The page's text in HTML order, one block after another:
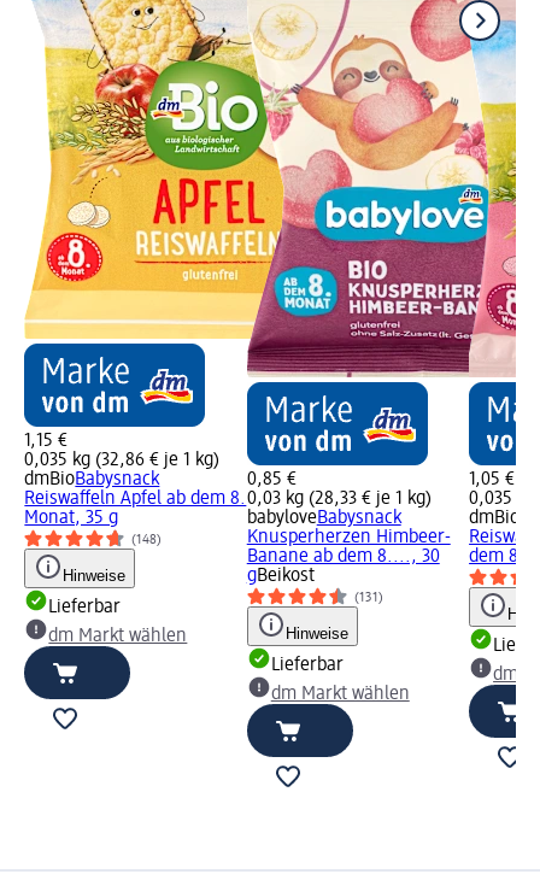
1,15 €
0,035 kg (32,86 € je 1 kg)
dmBioBabysnack
Reiswaffeln Apfel ab dem 8.
Monat, 35 g
(148)
Hinweise
Lieferbar
dm Markt wählen
0,85 €
0,03 kg (28,33 € je 1 kg)
babyloveBabysnack
Knusperherzen Himbeer-
Banane ab dem 8...., 30
gBeikost
(131)
Hinweise
Lieferbar
dm Markt wählen
1,05 €
0,035 kg
dmBio
dem 8.
dm